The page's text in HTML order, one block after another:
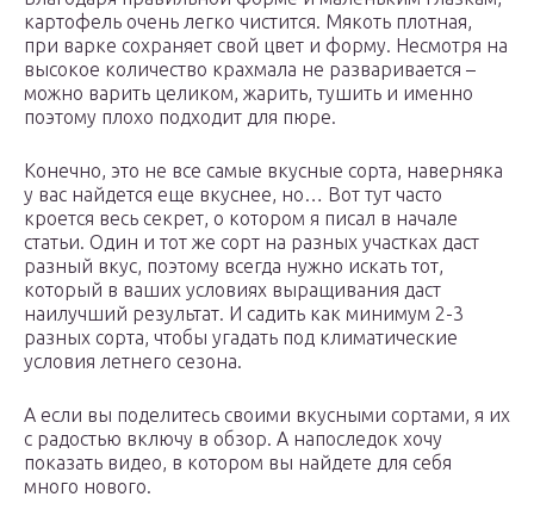
картофель очень легко чистится. Мякоть плотная,
при варке сохраняет свой цвет и форму. Несмотря на
высокое количество крахмала не разваривается –
можно варить целиком, жарить, тушить и именно
поэтому плохо подходит для пюре.
Конечно, это не все самые вкусные сорта, наверняка
у вас найдется еще вкуснее, но… Вот тут часто
кроется весь секрет, о котором я писал в начале
статьи. Один и тот же сорт на разных участках даст
разный вкус, поэтому всегда нужно искать тот,
который в ваших условиях выращивания даст
наилучший результат. И садить как минимум 2-3
разных сорта, чтобы угадать под климатические
условия летнего сезона.
А если вы поделитесь своими вкусными сортами, я их
с радостью включу в обзор. А напоследок хочу
показать видео, в котором вы найдете для себя
много нового.